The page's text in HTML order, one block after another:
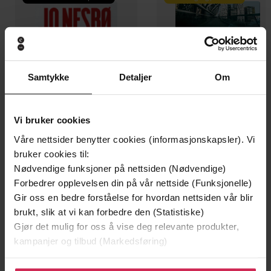
Samtykke Detaljer Om
Vi bruker cookies
Våre nettsider benytter cookies (informasjonskapsler). Vi
bruker cookies til:
Nødvendige funksjoner på nettsiden (Nødvendige)
Forbedrer opplevelsen din på vår nettside (Funksjonelle)
Gir oss en bedre forståelse for hvordan nettsiden vår blir
brukt, slik at vi kan forbedre den (Statistiske)
Gjør det mulig for oss å vise deg relevante produkter,
kampanjer og tilbud (Markedsføring)
199,-
Minnesota
Jo Nesbø
EBOK
349,-
Utskudd
Jørn Lier Horst